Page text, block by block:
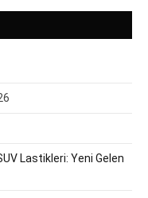
Lastikleri: Yeni Gelen